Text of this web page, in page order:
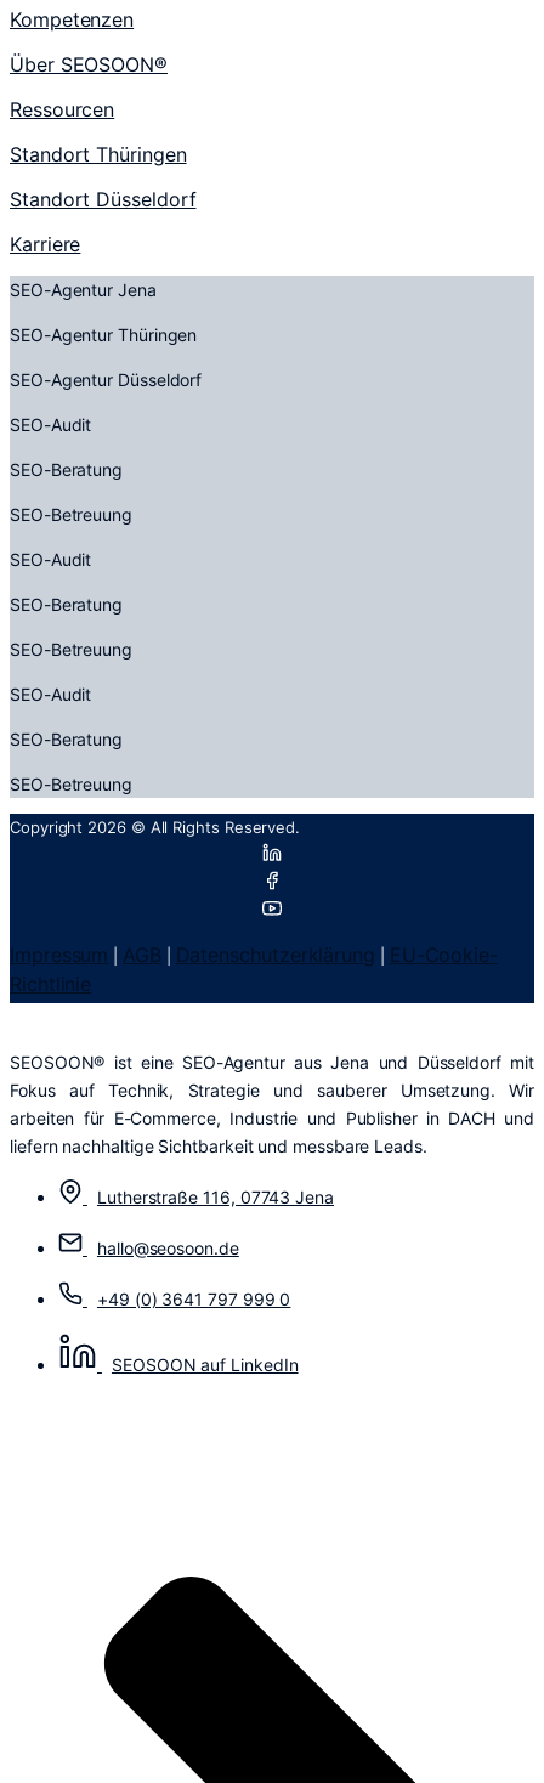
Kompetenzen
Über SEOSOON®
Ressourcen
Standort Thüringen
Standort Düsseldorf
Karriere
SEO-Agentur Jena
SEO-Agentur Thüringen
SEO-Agentur Düsseldorf
SEO-Audit
SEO-Beratung
SEO-Betreuung
SEO-Audit
SEO-Beratung
SEO-Betreuung
SEO-Audit
SEO-Beratung
SEO-Betreuung
Copyright 2026 © All Rights Reserved.
Impressum AGB Datenschutzerklärung
EU-Cookie-
Richtlinie
SEOSOON® ist eine SEO-Agentur aus Jena und Düsseldorf mit
Fokus auf Technik, Strategie und sauberer Umsetzung. Wir
arbeiten für E-Commerce, Industrie und Publisher in DACH und
liefern nachhaltige Sichtbarkeit und messbare Leads.
Lutherstraße 116, 07743 Jena
hallo@seosoon.de
+49 (0) 3641 797 999 0
SEOSOON auf LinkedIn